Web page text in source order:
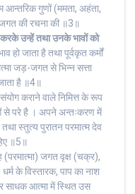
आन्तरिक गुणों (ममता, अहंता,
की रचना की ॥3॥
करके उन्हें तथा उनके भावों को
हो जाता है तथा पूर्वकृत कर्मों
जड़-जगत से भिन्न सत्ता
जाता है ॥4॥
कराने वाले निमित्त के रूप
से परे है । अपने अन्तःकरण में
स्तुत्य पुरातन परमात्म देव
॥5॥
(परमात्मा) जगत वृक्ष (चक्र),
के विस्तारक, पाप का नाश
साधक आत्मा में स्थित उस